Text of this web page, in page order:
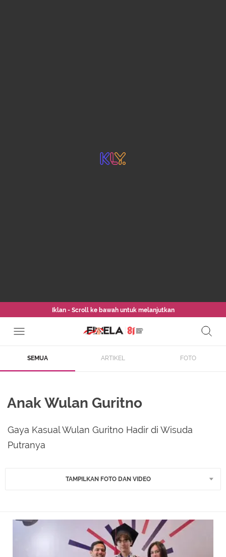
Iklan - Scroll ke bawah untuk melanjutkan
SEMUA ARTIKEL FOTO
Anak Wulan Guritno
Gaya Kasual Wulan Guritno Hadir di Wisuda
Putranya
TAMPILKAN FOTO DAN VIDEO